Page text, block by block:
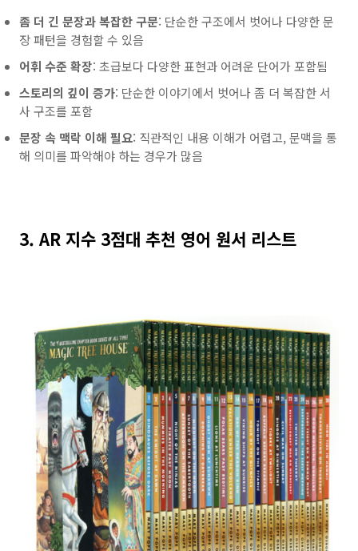
좀 더 긴 문장과 복잡한 구문: 단순한 구조에서 벗어나 다양한 문
장 패턴을 경험할 수 있음
어휘 수준 확장: 초급보다 다양한 표현과 어려운 단어가 포함됨
스토리의 깊이 증가: 단순한 이야기에서 벗어나 좀 더 복잡한 서
사 구조를 포함
문장 속 맥락 이해 필요: 직관적인 내용 이해가 어렵고, 문맥을 통
해 의미를 파악해야 하는 경우가 많음
3. AR 지수 3점대 추천 영어 원서 리스트